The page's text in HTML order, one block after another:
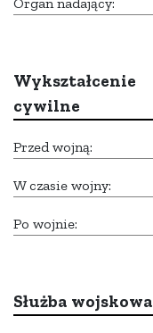
Wykształcenie
cywilne
Przed wojną:
W czasie wojny:
Po wojnie:
Służba wojskowa